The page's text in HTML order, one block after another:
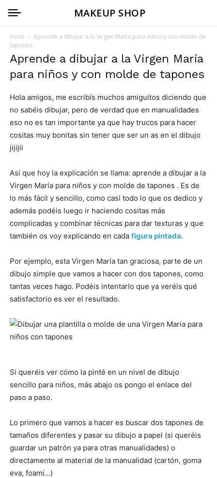
MAKEUP SHOP
Inicio
Aprende a dibujar a la Virgen María para niños y con molde de
tapones
Aprende a dibujar a la Virgen María
para niños y con molde de tapones
Hola amigos, me escribís muchos amiguitos diciendo que
no sabéis dibujar, pero de verdad que en manualidades
eso no es tan importante ya que hay trucos para hacer
cositas muy bonitas sin tener que ser un as en el dibujo
jijijii
Así que hoy la explicación se llama: aprende a dibujar a la
Virgen María para niños y con molde de tapones . Es de
lo más fácil y sencillo, como casi todo lo que os dedico y
además podéis luego ir haciendo cositas más
complicadas y combinar técnicas para dar texturas y que
también os voy explicando en cada figura pintada.
Por ejemplo, esta Virgen María tan graciosa, parte de un
dibujo simple que vamos a hacer con dos tapones, como
tantas veces hago. Podéis intentarlo que ya veréis qué
satisfactorio es ver el resultado.
Si queréis ver cómo la pinté en un nivel de dibujo
sencillo para niños, más abajo os pongo el enlace del
paso a paso.
Lo primero que vamos a hacer es buscar dos tapones de
tamaños diferentes y pasar su dibujo a papel (si queréis
guardar un patrón ya para otras manualidades) o
directamente al material de la manualidad (cartón, goma
eva, foami…)